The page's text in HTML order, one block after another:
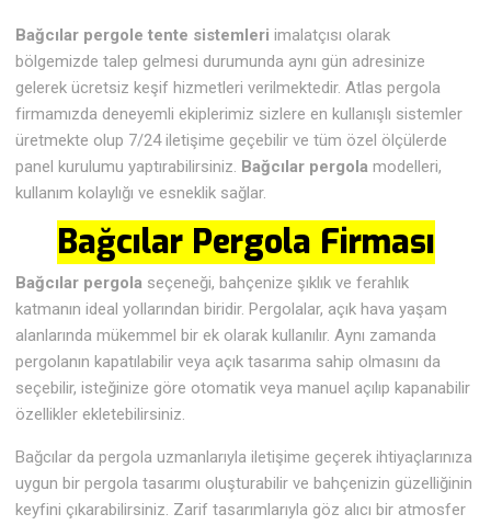
Bağcılar pergole tente sistemleri imalatçısı olarak
bölgemizde talep gelmesi durumunda aynı gün adresinize
gelerek ücretsiz keşif hizmetleri verilmektedir. Atlas pergola
firmamızda deneyemli ekiplerimiz sizlere en kullanışlı sistemler
üretmekte olup 7/24 iletişime geçebilir ve tüm özel ölçülerde
panel kurulumu yaptırabilirsiniz. Bağcılar pergola modelleri,
kullanım kolaylığı ve esneklik sağlar.
Bağcılar Pergola Firması
Bağcılar pergola seçeneği, bahçenize şıklık ve ferahlık
katmanın ideal yollarından biridir. Pergolalar, açık hava yaşam
alanlarında mükemmel bir ek olarak kullanılır. Aynı zamanda
pergolanın kapatılabilir veya açık tasarıma sahip olmasını da
seçebilir, isteğinize göre otomatik veya manuel açılıp kapanabilir
özellikler ekletebilirsiniz.
Bağcılar da pergola uzmanlarıyla iletişime geçerek ihtiyaçlarınıza
uygun bir pergola tasarımı oluşturabilir ve bahçenizin güzelliğinin
keyfini çıkarabilirsiniz. Zarif tasarımlarıyla göz alıcı bir atmosfer